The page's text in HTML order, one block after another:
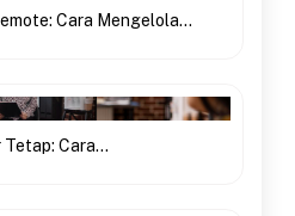
Cara Mengelola...
Cara...